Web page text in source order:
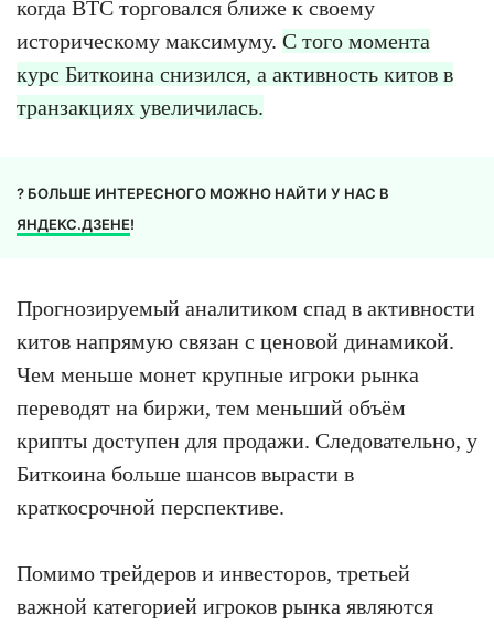
когда BTC торговался ближе к своему
историческому максимуму. С того момента
курс Биткоина снизился, а активность китов в
транзакциях увеличилась.
? БОЛЬШЕ ИНТЕРЕСНОГО МОЖНО НАЙТИ У НАС В
ЯНДЕКС.ДЗЕНЕ!
Прогнозируемый аналитиком спад в активности
китов напрямую связан с ценовой динамикой.
Чем меньше монет крупные игроки рынка
переводят на биржи, тем меньший объём
крипты доступен для продажи. Следовательно, у
Биткоина больше шансов вырасти в
краткосрочной перспективе.
Помимо трейдеров и инвесторов, третьей
важной категорией игроков рынка являются